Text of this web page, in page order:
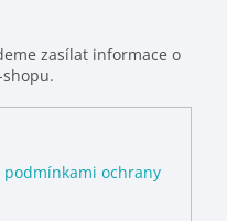
zasílat informace o
podmínkami ochrany